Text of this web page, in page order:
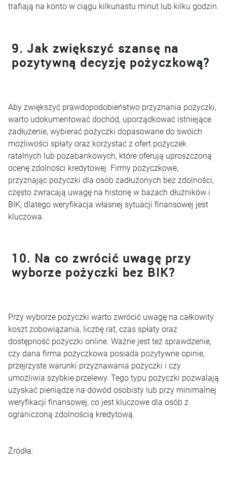
trafiają na konto w ciągu kilkunastu minut lub kilku godzin.
9. Jak zwiększyć szansę na
pozytywną decyzję pożyczkową?
Aby zwiększyć prawdopodobieństwo przyznania pożyczki,
warto udokumentować dochód, uporządkować istniejące
zadłużenie, wybierać pożyczki dopasowane do swoich
możliwości spłaty oraz korzystać z ofert pożyczek
ratalnych lub pozabankowych, które oferują uproszczoną
ocenę zdolności kredytowej. Firmy pożyczkowe,
przyznając pożyczki dla osób zadłużonych bez zdolności,
często zwracają uwagę na historię w bazach dłużników i
BIK, dlatego weryfikacja własnej sytuacji finansowej jest
kluczowa.
10. Na co zwrócić uwagę przy
wyborze pożyczki bez BIK?
Przy wyborze pożyczki warto zwrócić uwagę na całkowity
koszt zobowiązania, liczbę rat, czas spłaty oraz
dostępność pożyczki online. Ważne jest też sprawdzenie,
czy dana firma pożyczkowa posiada pozytywne opinie,
przejrzyste warunki przyznawania pożyczki i czy
umożliwia szybkie przelewy. Tego typu pożyczki pozwalają
uzyskać pieniądze na dowód osobisty lub przy minimalnej
weryfikacji finansowej, co jest kluczowe dla osób z
ograniczoną zdolnością kredytową.
Źródła: